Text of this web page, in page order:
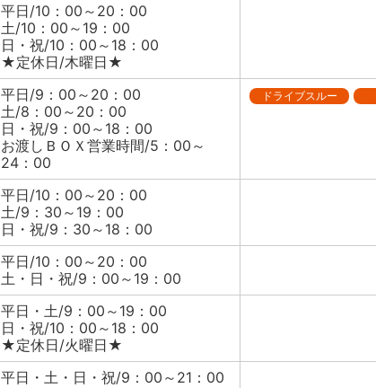
平日/10：00～20：00
土/10：00～19：00
日・祝/10：00～18：00
★定休日/木曜日★
平日/9：00～20：00
土/8：00～20：00
日・祝/9：00～18：00
お渡しＢＯＸ営業時間/5：00～
24：00
ドライブスルー
平日/10：00～20：00
土/9：30～19：00
日・祝/9：30～18：00
平日/10：00～20：00
土・日・祝/9：00～19：00
平日・土/9：00～19：00
日・祝/10：00～18：00
★定休日/火曜日★
平日・土・日・祝/9：00～21：00